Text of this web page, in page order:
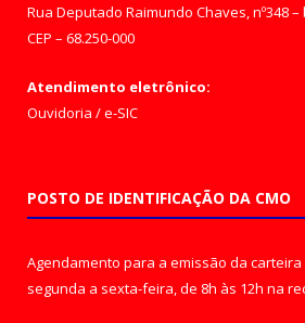
Rua Deputado Raimundo Chaves, nº348
CEP – 68.250-000
Atendimento eletrônico:
Ouvidoria /e-SIC
POSTO DE IDENTIFICAÇÃO DA CMO
Agendamento para a emissão da
segunda a sexta-feira, de 8h às 12h na